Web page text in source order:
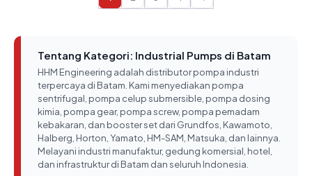
Tentang Kategori: Industrial Pumps di Batam
HHM Engineering adalah distributor pompa industri
terpercaya di Batam. Kami menyediakan pompa
sentrifugal, pompa celup submersible, pompa dosing
kimia, pompa gear, pompa screw, pompa pemadam
kebakaran, dan booster set dari Grundfos, Kawamoto,
Halberg, Horton, Yamato, HM-SAM, Matsuka, dan lainnya.
Melayani industri manufaktur, gedung komersial, hotel,
dan infrastruktur di Batam dan seluruh Indonesia.